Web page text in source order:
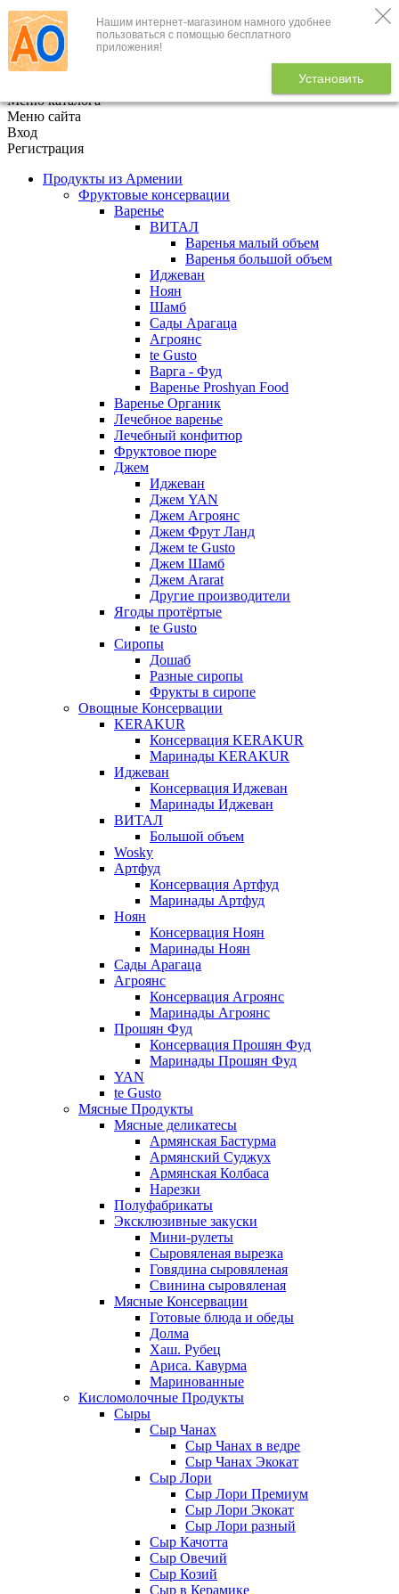
Нашим интернет-магазином намного удобнее
пользоваться с помощью бесплатного
приложения!
Установить
+7 (495) 646-888-1
В корзине
Меню каталога
Меню сайта
Вход
Регистрация
Продукты из Армении
Фруктовые консервации
Варенье
ВИТАЛ
Варенья малый объем
Варенья большой объем
Иджеван
Ноян
Шамб
Сады Арагаца
Агроянс
te Gusto
Варга - Фуд
Варенье Proshyan Food
Варенье Органик
Лечебное варенье
Лечебный конфитюр
Фруктовое пюре
Джем
Иджеван
Джем YAN
Джем Агроянс
Джем Фрут Ланд
Джем te Gusto
Джем Шамб
Джем Ararat
Другие производители
Ягоды протёртые
te Gusto
Сиропы
Дошаб
Разные сиропы
Фрукты в сиропе
Овощные Консервации
KERAKUR
Консервация KERAKUR
Маринады KERAKUR
Иджеван
Консервация Иджеван
Маринады Иджеван
ВИТАЛ
Большой объем
Wosky
Артфуд
Консервация Артфуд
Маринады Артфуд
Ноян
Консервация Ноян
Маринады Ноян
Сады Арагаца
Агроянс
Консервация Агроянс
Маринады Агроянс
Прошян Фуд
Консервация Прошян Фуд
Маринады Прошян Фуд
YAN
te Gusto
Мясные Продукты
Мясные деликатесы
Армянская Бастурма
Армянский Суджух
Армянская Колбаса
Нарезки
Полуфабрикаты
Эксклюзивные закуски
Мини-рулеты
Сыровяленая вырезка
Говядина сыровяленая
Свинина сыровяленая
Мясные Консервации
Готовые блюда и обеды
Долма
Хаш. Рубец
Ариса. Кавурма
Маринованные
Кисломолочные Продукты
Сыры
Сыр Чанах
Сыр Чанах в ведре
Сыр Чанах Экокат
Сыр Лори
Сыр Лори Премиум
Сыр Лори Экокат
Сыр Лори разный
Сыр Качотта
Сыр Овечий
Сыр Козий
Сыр в Керамике